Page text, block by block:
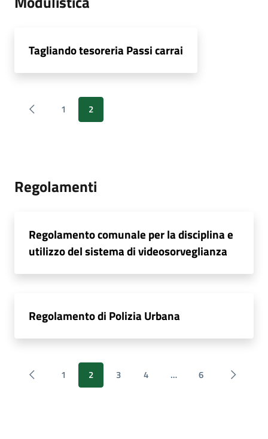
Tagliando tesoreria Passi carrai
1 2
Regolamenti
Regolamento comunale per la disciplina e
utilizzo del sistema di videosorveglianza
Regolamento di Polizia Urbana
1 2 3 4 … 6